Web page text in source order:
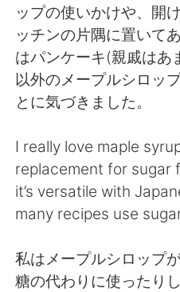
ップの使いかけや、開
ッチンの片隅に置いて
はパンケーキ(親戚はあ
以外のメープルシロッ
とに気づきました。
I really love maple
replacement for sugar
it’s versatile with
many recipes use
私はメープルシロップ
糖の代わりに使ったり